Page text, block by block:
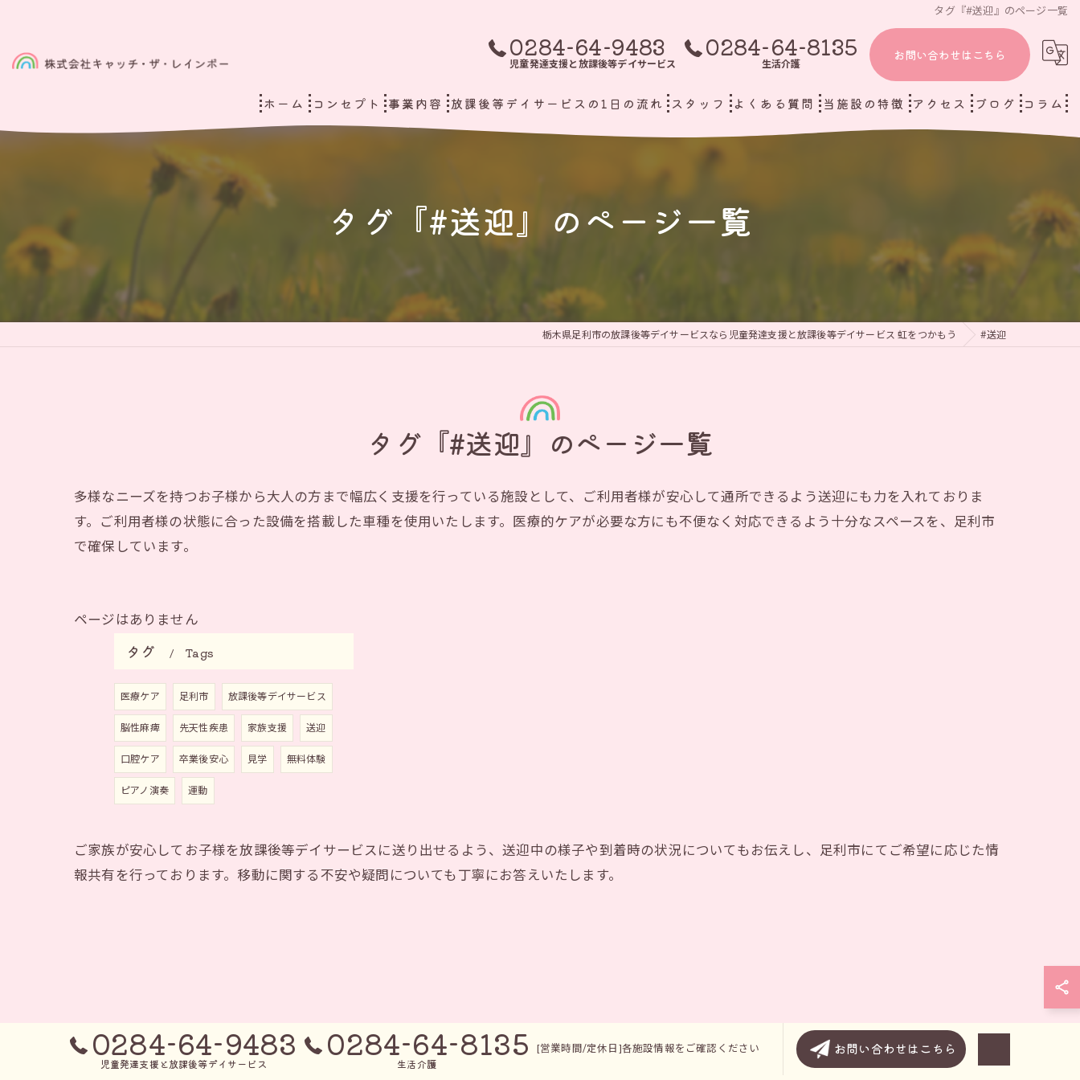
タグ『#送迎』のページ一覧
0284-64-9483
児童発達支援と放課後等デイサービス
0284-64-8135
生活介護
お問い合わせはこちら
ホーム コンセプト 事業内容 放課後等デイサービスの1日の流れ スタッフ よくある質問 当施設の特徴
小児リハビリ
アクセス ブログ コラム
タグ『#送迎』のページ一覧
栃木県足利市の放課後等デイサービスなら児童発達支援と放課後等デイサービス 虹をつかもう #送迎
タグ『#送迎』のページ一覧
多様なニーズを持つお子様から大人の方まで幅広く支援を行っている施設として、ご利用者様が安心して通所できるよう送迎にも力を入れておりま
す。ご利用者様の状態に合った設備を搭載した車種を使用いたします。医療的ケアが必要な方にも不便なく対応できるよう十分なスペースを、足利市
で確保しています。
ページはありません
タグ Tags
医療ケア 足利市
放課後等デイサービス
脳性麻痺
先天性疾患 家族支援
送迎
口腔ケア
卒業後安心 見学
無料体験
ピアノ演奏
運動
ご家族が安心してお子様を放課後等デイサービスに送り出せるよう、送迎中の様子や到着時の状況についてもお伝えし、足利市にてご希望に応じた情
報共有を行っております。移動に関する不安や疑問についても丁寧にお答えいたします。
0284-64-9483
児童発達支援と放課後等デイサービス
0284-64-8135
生活介護
[営業時間/定休日]各施設情報をご確認ください お問い合わせはこちら